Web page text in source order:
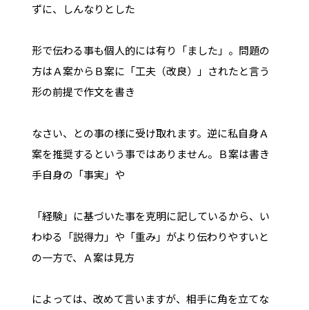
ずに、しんなりとした
形で伝わる事も個人的には有り「ました」。問題の
方はＡ案からＢ案に「工夫（改良）」されたと言う
形の前提で作文を書き
なさい、との事の様に受け取れます。逆に私自身Ａ
案を推奨するという事ではありません。Ｂ案は書き
手自身の「事実」や
「経験」に基づいた事を克明に記しているから、い
わゆる「説得力」や「重み」がより伝わりやすいと
の一方で、Ａ案は見方
によっては、改めて言いますが、相手に角を立てな